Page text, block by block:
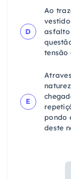
D
Ao
asfalto
tensão
E
pondo
deste